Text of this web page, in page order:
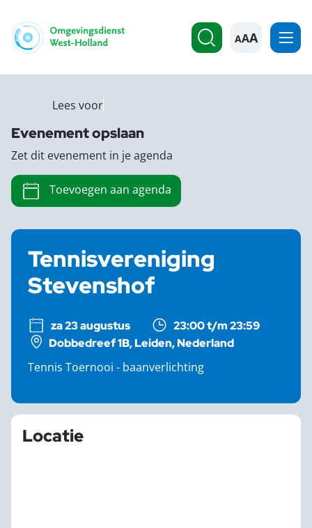
A
Tennisvereniging
Stevenshof
za 23 augustus
23:00 t/m 23:59
Dobbedreef 1B, Leiden, Nederland
Tennis Toernooi - baanverlichting
Locatie
Lees voor
Evenement opslaan
Zet dit evenement in je agenda
Toevoegen aan agenda